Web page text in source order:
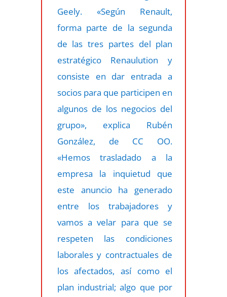
Geely. «Según Renault,
forma parte de la segunda
de las tres partes del plan
estratégico Renaulution y
consiste en dar entrada a
socios para que participen en
algunos de los negocios del
grupo», explica Rubén
González, de CC OO.
«Hemos trasladado a la
empresa la inquietud que
este anuncio ha generado
entre los trabajadores y
vamos a velar para que se
respeten las condiciones
laborales y contractuales de
los afectados, así como el
plan industrial; algo que por